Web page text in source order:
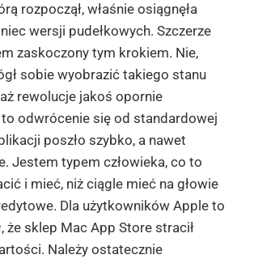
rozpoczął, właśnie osiągnęła
wersji pudełkowych. Szczerze
zaskoczony tym krokiem. Nie,
sobie wyobrazić takiego stanu
rewolucje jakoś opornie
odwrócenie się od standardowej
poszło szybko, a nawet
Jestem typem człowieka, co to
i mieć, niż ciągle mieć na głowie
Dla użytkowników Apple to
że sklep Mac App Store stracił
Należy ostatecznie